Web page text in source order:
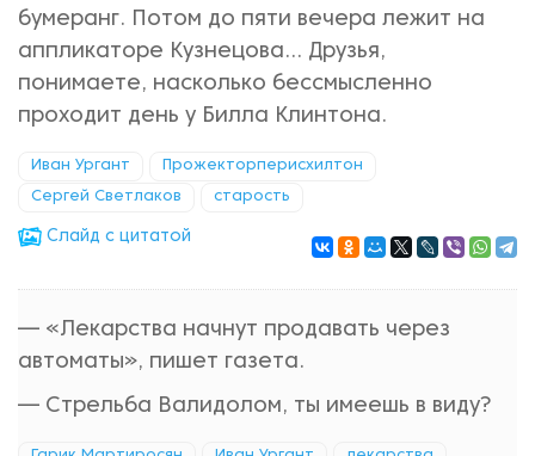
бумеранг. Потом до пяти вечера лежит на
аппликаторе Кузнецова... Друзья,
понимаете, насколько бессмысленно
проходит день у Билла Клинтона.
Иван Ургант Прожекторперисхилтон
Сергей Светлаков старость
Cлайд с цитатой
— «Лекарства начнут продавать через
автоматы», пишет газета.
— Стрельба Валидолом, ты имеешь в виду?